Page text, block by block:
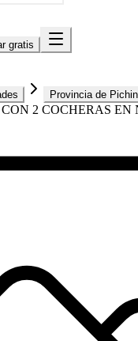
gratis
Provincia de
2 COCHERAS EN